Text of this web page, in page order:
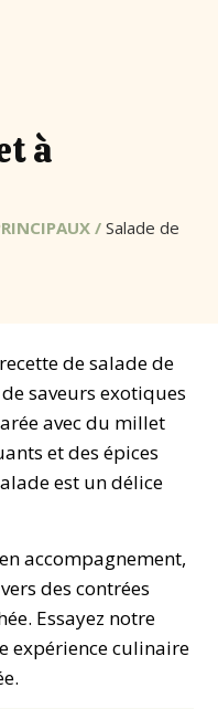
à
/Salade de
de salade de
saveurs exotiques
avec du millet
et des épices
est un délice
accompagnement,
des contrées
Essayez notre
expérience culinaire